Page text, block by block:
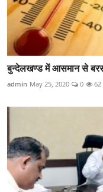
बुन्देलखण्ड में आसमान से
admin May 25, 2020 0 62